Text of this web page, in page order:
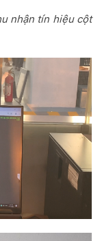
nhận tín hiệu cột